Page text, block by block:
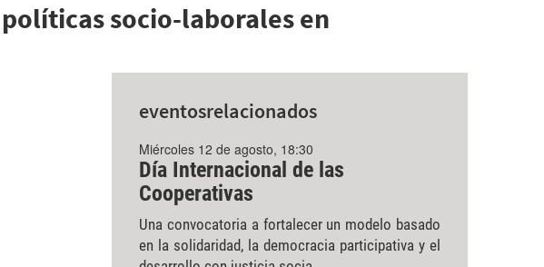
socio-laborales en
eventosrelacionados
Miércoles 12 de agosto, 18:30
Día Internacional de las
Cooperativas
Una convocatoria a fortalecer un modelo basado
en la solidaridad, la democracia participativa y el